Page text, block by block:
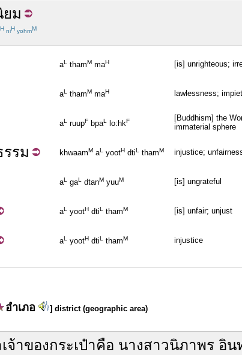
ยม
H niH yohmM
aL thamM maH [is] unrighteous;
aL thamM maH lawlessness;
aL ruupF bpaL lo:hkF
[Buddhism] the
immaterial sphere
รรม khwaamM aL yootH dtiL thamM injustice;
aL gaL dtanM yuuM [is] ungrateful
aL yootH dtiL thamM [is] unfair; unjust
aL yootH dtiL thamM injustice
อำเภอ ] district (geographic area)
เจ้าของกระเป๋าคือ นางสาวนิภาพร อิน